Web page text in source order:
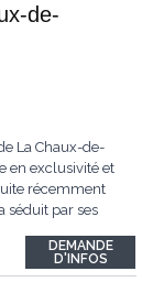
de-
La Chaux-de-
en exclusivité et
récemment
séduit par ses
avec piscine,
DEMANDE
D'INFOS